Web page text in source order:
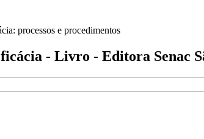
processos e procedimentos
- Livro - Editora Senac